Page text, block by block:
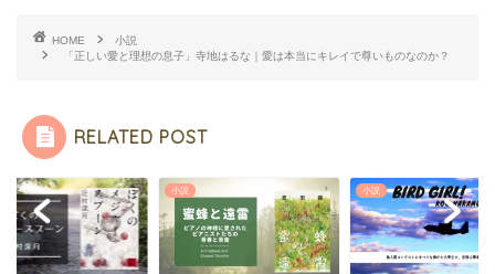
HOME
小説
「正しい愛と理想の息子」寺地はるな｜愛は本当にキレイで尊いものなのか？
RELATED POST
小説 小説